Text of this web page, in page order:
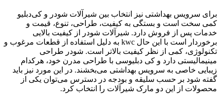
برای سرویس بهداشتی نیز انتخاب بین شیرآلات شودر و کی‌دبلیو
کمی سخت است و بستگی به کیفیت، طراحی، تنوع، قیمت و
خدمات پس از فروش دارد. شیرآلات شودر از کیفیت بالایی
برخوردار است با این حال kwc به دلیل استفاده از قطعات مرغوب و
تکنولوژی، کمی از نظر کیفیت بالاتر است. شودر طراحی
مینیمالیستی دارد و کی دبلیوسی با طراحی مدرن خود، هرکدام
زیبایی خاصی به سرویس بهداشتی می‌بخشند. در این مورد نیز باید
گفته شود بر حسب سلیقه و بودجه در دسترس می‌توان یکی از
محصولات از این دو مارک شیرآلات را انتخاب کرد.